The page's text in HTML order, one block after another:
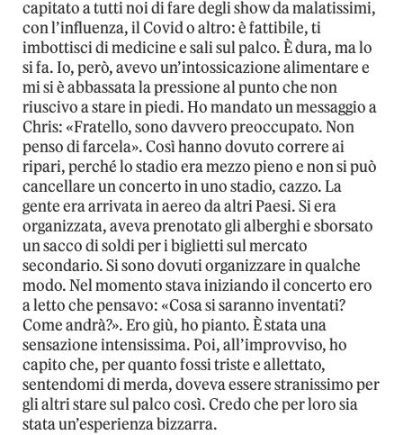
capitato a tutti noi di fare degli show da malatissimi,
con l’influenza, il Covid o altro: è fattibile, ti
imbottisci di medicine e sali sul palco. È dura, ma lo
si fa. Io, però, avevo un’intossicazione alimentare e
mi si è abbassata la pressione al punto che non
riuscivo a stare in piedi. Ho mandato un messaggio a
Chris: «Fratello, sono davvero preoccupato. Non
penso di farcela». Così hanno dovuto correre ai
ripari, perché lo stadio era mezzo pieno e non si può
cancellare un concerto in uno stadio, cazzo. La
gente era arrivata in aereo da altri Paesi. Si era
organizzata, aveva prenotato gli alberghi e sborsato
un sacco di soldi per i biglietti sul mercato
secondario. Si sono dovuti organizzare in qualche
modo. Nel momento stava iniziando il concerto ero
a letto che pensavo: «Cosa si saranno inventati?
Come andrà?». Ero giù, ho pianto. È stata una
sensazione intensissima. Poi, all’improvviso, ho
capito che, per quanto fossi triste e allettato,
sentendomi di merda, doveva essere stranissimo per
gli altri stare sul palco così. Credo che per loro sia
stata un’esperienza bizzarra.